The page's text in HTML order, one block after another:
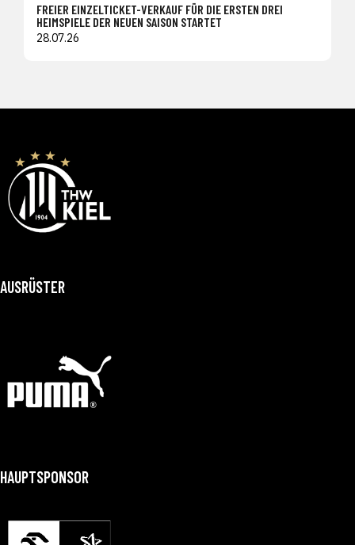
FREIER EINZELTICKET-VERKAUF FÜR DIE ERSTEN DREI
HEIMSPIELE DER NEUEN SAISON STARTET
28.07.26
AUSRÜSTER
HAUPTSPONSOR